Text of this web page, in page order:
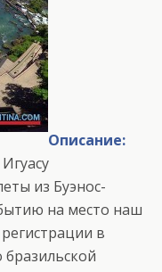
Описание:
из Буэнос-
на место наш
в